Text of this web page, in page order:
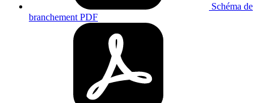
Schéma de
branchement PDF